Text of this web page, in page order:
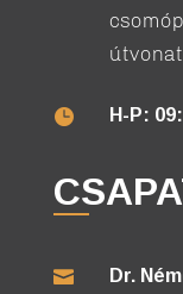
 H-P:
 Dr.